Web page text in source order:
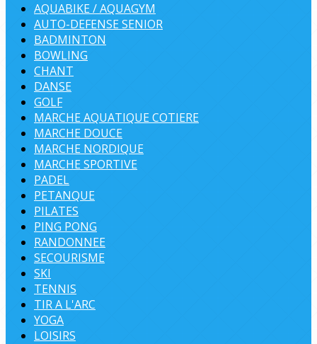
AQUABIKE / AQUAGYM
AUTO-DEFENSE SENIOR
BADMINTON
BOWLING
CHANT
DANSE
GOLF
MARCHE AQUATIQUE COTIERE
MARCHE DOUCE
MARCHE NORDIQUE
MARCHE SPORTIVE
PADEL
PETANQUE
PILATES
PING PONG
RANDONNEE
SECOURISME
SKI
TENNIS
TIR A L'ARC
YOGA
LOISIRS